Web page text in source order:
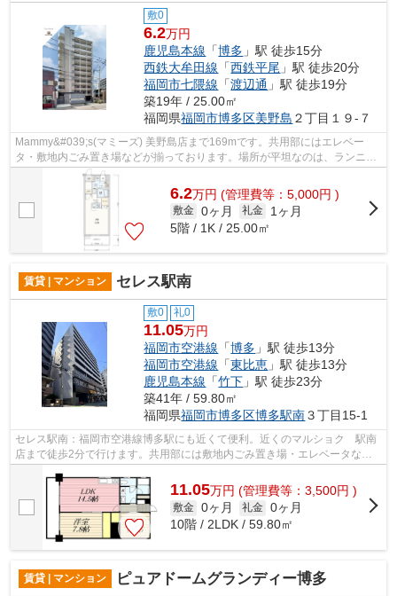
敷0
6.2万円
鹿児島本線 「博多 」駅 徒歩15分
西鉄大牟田線 「西鉄平尾 」駅 徒歩20分
福岡市七隈線 「渡辺通 」駅 徒歩19分
築19年 / 25.00㎡
福岡県福岡市博多区美野島 ２丁目１９-７
Mammy&#039;s(マミーズ) 美野島店まで169mです。共用部にはエレベー
タ・敷地内ごみ置き場などが揃っております。場所が平坦なのは、ランニン
グをする上で抑えたいポイントですね。...
6.2万円 (管理費等：5,000円 )
敷金 0ヶ月 礼金
1ヶ月
5階 / 1K / 25.00㎡
賃貸 | マンション セレス駅南
敷0 礼0
11.05万円
福岡市空港線 「博多 」駅 徒歩13分
福岡市空港線 「東比恵 」駅 徒歩13分
鹿児島本線 「竹下 」駅 徒歩23分
築41年 / 59.80㎡
福岡県福岡市博多区博多駅南３丁目15-1
セレス駅南：福岡市空港線博多駅にも近くて便利。近くのマルショク 駅南
店まで徒歩2分で行けます。共用部には敷地内ごみ置き場・エレベータなど
が揃っております。こちらの物件は、駅...
11.05万円 (管理費等：3,500円 )
敷金 0ヶ月 礼金 0ヶ月
10階 / 2LDK / 59.80㎡
賃貸 | マンション ピュアドームグランディー博多